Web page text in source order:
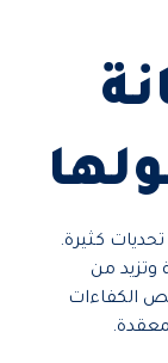
كثيرة.
وتزيد من
الكفاءات